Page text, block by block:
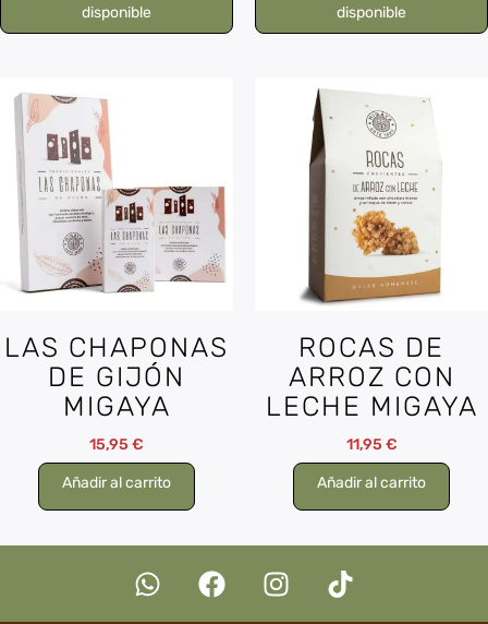
disponible
disponible
LAS CHAPONAS
DE GIJÓN
MIGAYA
15,95 €
Añadir al carrito
ROCAS DE
ARROZ CON
LECHE MIGAYA
11,95 €
Añadir al carrito